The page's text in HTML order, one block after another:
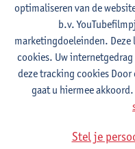
Journalistiek en
1E SEM
studiepunten
Lesgever(s):
Steve
Interne Communicatie
1E SEM
6studiepunten
Charlotte
Keuzevakken cluster
optimaliseren van de
b.v.
marketingdoeleinden.
cookies. Uw
deze tracking cookies
gaat u hiermee
Stel je